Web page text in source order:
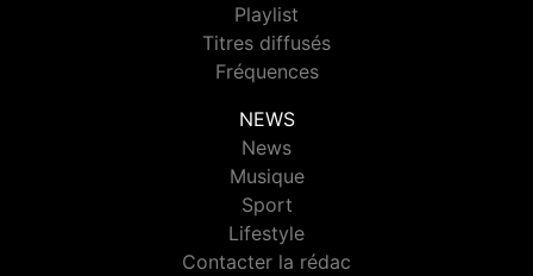
Playlist
Titres diffusés
Fréquences
NEWS
News
Musique
Sport
Lifestyle
Contacter la rédac